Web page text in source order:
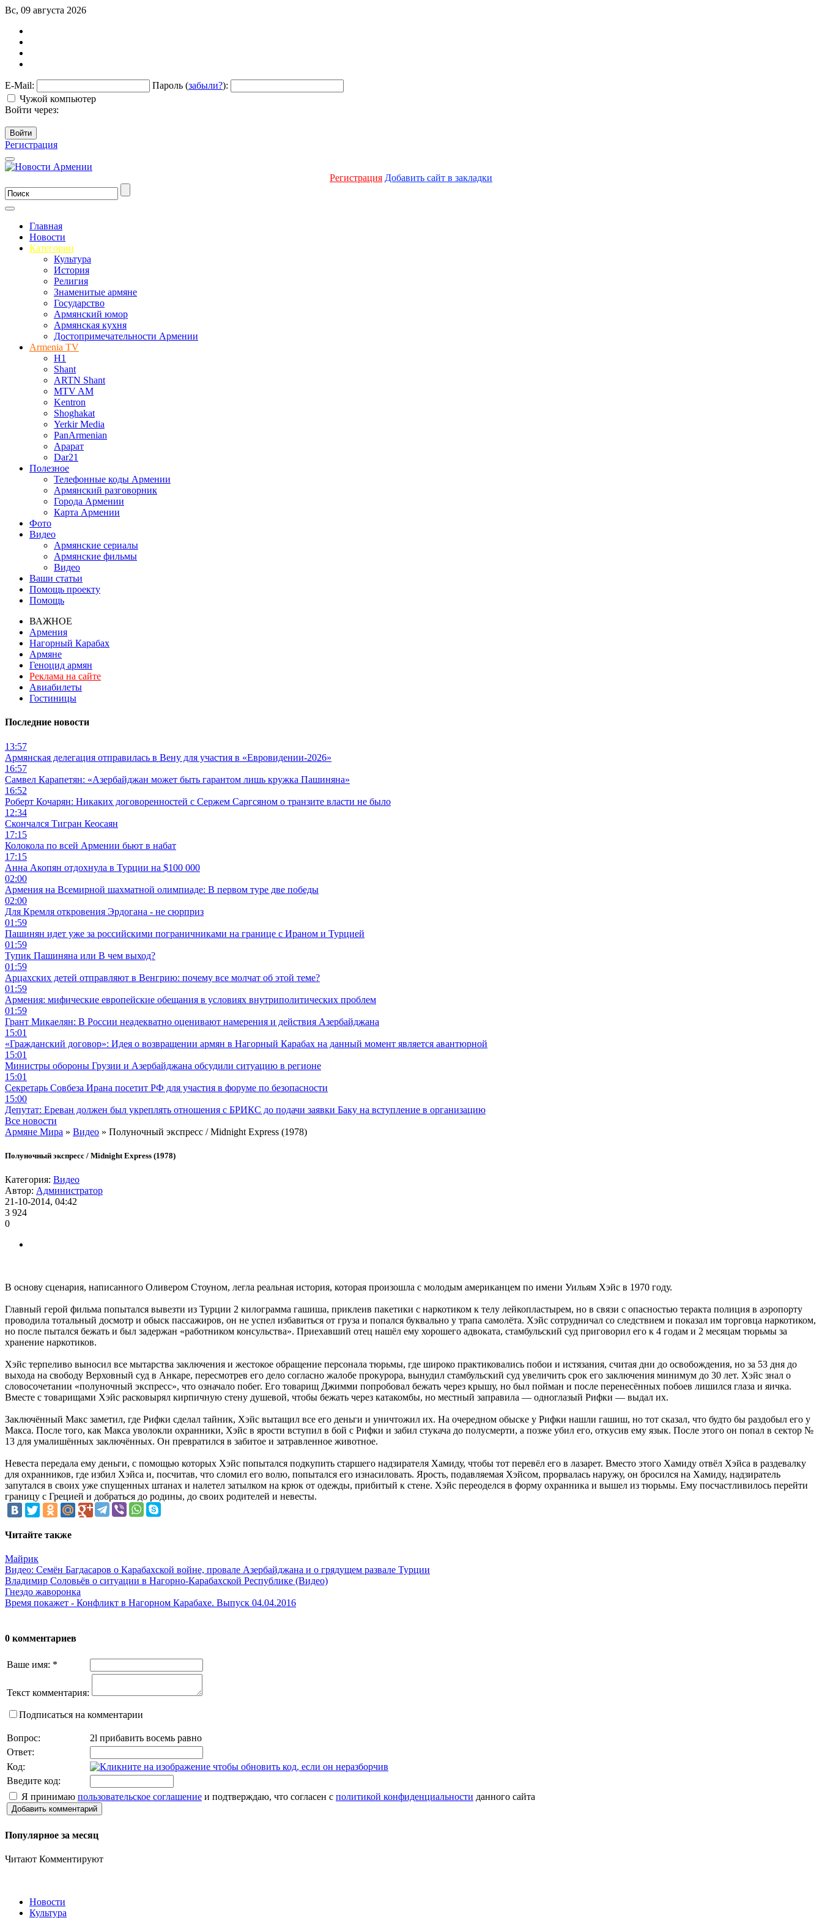
Вс, 09 августа 2026
E-Mail: Пароль (забыли?):
Чужой компьютер
Войти через:
Войти
Регистрация
Регистрация Добавить сайт в закладки
Главная
Новости
Категории
Культура
История
Религия
Знаменитые армяне
Государство
Армянский юмор
Армянская кухня
Достопримечательности Армении
Armenia TV
H1
Shant
ARTN Shant
MTV AM
Kentron
Shoghakat
Yerkir Media
PanArmenian
Арарат
Dar21
Полезное
Телефонные коды Армении
Армянский разговорник
Города Армении
Карта Армении
Фото
Видео
Армянские сериалы
Армянские фильмы
Видео
Ваши статьи
Помощь проекту
Помощь
ВАЖНОЕ
Армения
Нагорный Карабах
Армяне
Геноцид армян
Реклама на сайте
Авиабилеты
Гостиницы
Последние новости
13:57
Армянская делегация отправилась в Вену для участия в «Евровидении-2026»
16:57
Самвел Карапетян: «Азербайджан может быть гарантом лишь кружка Пашиняна»
16:52
Роберт Кочарян: Никаких договоренностей с Сержем Саргсяном о транзите власти не было
12:34
Скончался Тигран Кеосаян
17:15
Колокола по всей Армении бьют в набат
17:15
Анна Акопян отдохнула в Турции на $100 000
02:00
Армения на Всемирной шахматной олимпиаде: В первом туре две победы
02:00
Для Кремля откровения Эрдогана - не сюрприз
01:59
Пашинян идет уже за российскими пограничниками на границе с Ираном и Турцией
01:59
Тупик Пашиняна или В чем выход?
01:59
Арцахских детей отправляют в Венгрию: почему все молчат об этой теме?
01:59
Армения: мифические европейские обещания в условиях внутриполитических проблем
01:59
Грант Микаелян: В России неадекватно оценивают намерения и действия Азербайджана
15:01
«Гражданский договор»: Идея о возвращении армян в Нагорный Карабах на данный момент является авантюрной
15:01
Министры обороны Грузии и Азербайджана обсудили ситуацию в регионе
15:01
Секретарь Совбеза Ирана посетит РФ для участия в форуме по безопасности
15:00
Депутат: Ереван должен был укреплять отношения с БРИКС до подачи заявки Баку на вступление в организацию
Все новости
Армяне Мира » Видео » Полуночный экспресс / Midnight Express (1978)
Полуночный экспресс / Midnight Express (1978)
Категория: Видео
Автор: Администратор
21-10-2014, 04:42
3 924
0
В основу сценария, написанного Оливером Стоуном, легла реальная история, которая произошла с молодым американцем по имени Уильям Хэйс в 1970 году.
Главный герой фильма попытался вывезти из Турции 2 килограмма гашиша, приклеив пакетики с наркотиком к телу лейкопластырем, но в связи с опасностью теракта полиция в аэропорту
проводила тотальный досмотр и обыск пассажиров, он не успел избавиться от груза и попался буквально у трапа самолёта. Хэйс сотрудничал со следствием и показал им торговца наркотиком,
но после пытался бежать и был задержан «работником консульства». Приехавший отец нашёл ему хорошего адвоката, стамбульский суд приговорил его к 4 годам и 2 месяцам тюрьмы за
хранение наркотиков.
Хэйс терпеливо выносил все мытарства заключения и жестокое обращение персонала тюрьмы, где широко практиковались побои и истязания, считая дни до освобождения, но за 53 дня до
выхода на свободу Верховный суд в Анкаре, пересмотрев его дело согласно жалобе прокурора, вынудил стамбульский суд увеличить срок его заключения минимум до 30 лет. Хэйс знал о
словосочетании «полуночный экспресс», что означало побег. Его товарищ Джимми попробовал бежать через крышу, но был пойман и после перенесённых побоев лишился глаза и яичка.
Вместе с товарищами Хэйс расковырял кирпичную стену душевой, чтобы бежать через катакомбы, но местный заправила — одноглазый Рифки — выдал их.
Заключённый Макс заметил, где Рифки сделал тайник, Хэйс вытащил все его деньги и уничтожил их. На очередном обыске у Рифки нашли гашиш, но тот сказал, что будто бы раздобыл его у
Макса. После того, как Макса уволокли охранники, Хэйс в ярости вступил в бой с Рифки и забил стукача до полусмерти, а позже убил его, откусив ему язык. После этого он попал в сектор №
13 для умалишённых заключённых. Он превратился в забитое и затравленное животное.
Невеста передала ему деньги, с помощью которых Хэйс попытался подкупить старшего надзирателя Хамиду, чтобы тот перевёл его в лазарет. Вместо этого Хамиду отвёл Хэйса в раздевалку
для охранников, где избил Хэйса и, посчитав, что сломил его волю, попытался его изнасиловать. Ярость, подавляемая Хэйсом, прорвалась наружу, он бросился на Хамиду, надзиратель
запутался в своих уже спущенных штанах и налетел затылком на крюк от одежды, прибитый к стене. Хэйс переоделся в форму охранника и вышел из тюрьмы. Ему посчастливилось перейти
границу с Грецией и добраться до родины, до своих родителей и невесты.
Читайте также
Майрик
Видео: Семён Багдасаров о Карабахской войне, провале Азербайджана и о грядущем развале Турции
Владимир Соловьёв о ситуации в Нагорно-Карабахской Республике (Видео)
Гнездо жаворонка
Время покажет - Конфликт в Нагорном Карабахе. Выпуск 04.04.2016
0 комментариев
Ваше имя: *
Текст комментария:
Подписаться на комментарии
Вопрос:
2l прибавить восемь равно
Ответ:
Код:
Введите код:
Я принимаю пользовательское соглашение и подтверждаю, что согласен с политикой конфиденциальности данного сайта
Добавить комментарий
Популярное за месяц
Читают Комментируют
Новости
Культура